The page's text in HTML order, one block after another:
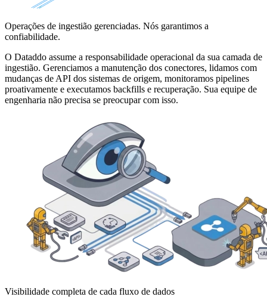
Operações de ingestião gerenciadas. Nós garantimos a
confiabilidade.
O Dataddo assume a responsabilidade operacional da sua camada de
ingestião. Gerenciamos a manutenção dos conectores, lidamos com
mudanças de API dos sistemas de origem, monitoramos pipelines
proativamente e executamos backfills e recuperação. Sua equipe de
engenharia não precisa se preocupar com isso.
Visibilidade completa de cada fluxo de dados